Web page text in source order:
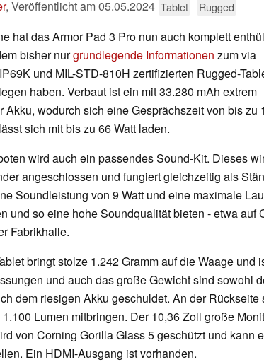
, Veröffentlicht am05.05.2024 Tablet Rugged
hat das Armor Pad 3 Pro nun auch komplett
bisher nurgrundlegende Informationen zum via
und MIL-STD-810H zertifizierten Rugged-
haben. Verbaut ist ein mit 33.280 mAh extrem
Akku, wodurch sich eine Gesprächszeit von bis zu
sich mit bis zu 66 Watt laden.
wird auch ein passendes Sound-Kit. Dieses
angeschlossen und fungiert gleichzeitig als
Soundleistung von 9 Watt und eine maximale
und so eine hohe Soundqualität bieten - etwa auf
Fabrikhalle.
bringt stolze 1.242 Gramm auf die Waage und
und auch das große Gewicht sind sowohl
dem riesigen Akku geschuldet. An der
Lumen mitbringen. Der 10,36 Zoll große
von Corning Gorilla Glass 5 geschützt und kann
Ein HDMI-Ausgang ist vorhanden.